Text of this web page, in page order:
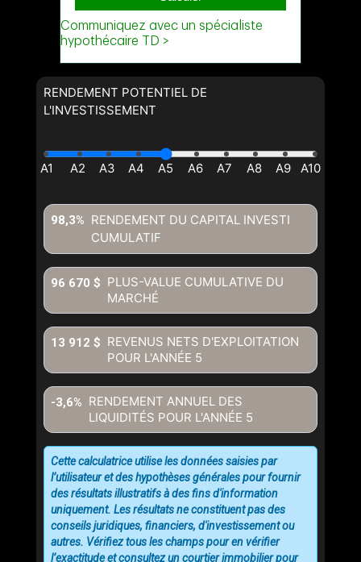
RENDEMENT POTENTIEL DE
L'INVESTISSEMENT
RENDEMENT DU CAPITAL INVESTI
CUMULATIF
98,3%
PLUS-VALUE CUMULATIVE DU
MARCHÉ
96 670 $
REVENUS NETS D'EXPLOITATION
POUR L'ANNÉE 5
13 912 $
RENDEMENT ANNUEL DES
LIQUIDITÉS POUR L'ANNÉE 5
-3,6%
Cette calculatrice utilise les données saisies par
l’utilisateur et des hypothèses générales pour fournir
des résultats illustratifs à des fins d'information
uniquement. Les résultats ne constituent pas des
conseils juridiques, financiers, d'investissement ou
autres. Vérifiez tous les champs pour en vérifier
l’exactitude et consultez un courtier immobilier pour